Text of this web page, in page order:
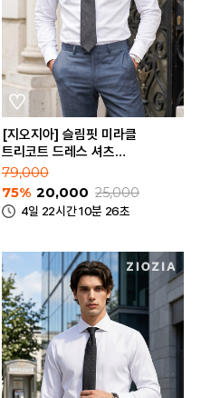
[지오지아] 슬림핏 미라클
트리코트 드레스 셔츠
(AEE5WD1103_A)
79,000
75% 20,000 25,000
4일 22시간 10분 26초